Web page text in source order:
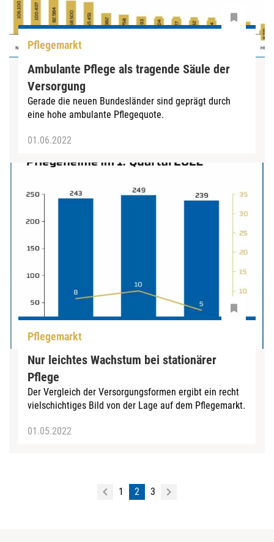
Pflegemarkt
Ambulante Pflege als tragende Säule der
Versorgung
Gerade die neuen Bundesländer sind geprägt durch
eine hohe ambulante Pflegequote.
01.06.2022
Pflegemarkt
Nur leichtes Wachstum bei stationärer
Pflege
Der Vergleich der Versorgungsformen ergibt ein recht
vielschichtiges Bild von der Lage auf dem Pflegemarkt.
01.05.2022
1 2 3